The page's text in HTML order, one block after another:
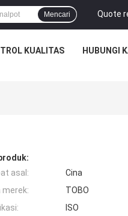
Quote
Mencari
KUALITAS HUBUNGI
asal:
Cina
merek:
TOBO
ISO